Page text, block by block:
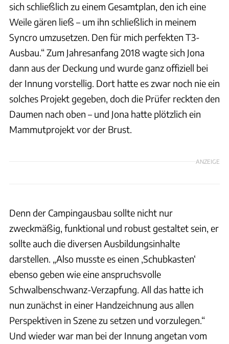
sich schließlich zu einem Gesamtplan, den ich eine
Weile gären ließ – um ihn schließlich in meinem
Syncro umzusetzen. Den für mich perfekten T3-
Ausbau.“ Zum Jahresanfang 2018 wagte sich Jona
dann aus der Deckung und wurde ganz offiziell bei
der Innung vorstellig. Dort hatte es zwar noch nie ein
solches Projekt gegeben, doch die Prüfer reckten den
Daumen nach oben – und Jona hatte plötzlich ein
Mammutprojekt vor der Brust.
ANZEIGE
Denn der Campingausbau sollte nicht nur
zweckmäßig, funktional und robust gestaltet sein, er
sollte auch die diversen Ausbildungsinhalte
darstellen. „Also musste es einen ‚Schubkasten‘
ebenso geben wie eine anspruchsvolle
Schwalbenschwanz-Verzapfung. All das hatte ich
nun zunächst in einer Handzeichnung aus allen
Perspektiven in Szene zu setzen und vorzulegen.“
Und wieder war man bei der Innung angetan vom